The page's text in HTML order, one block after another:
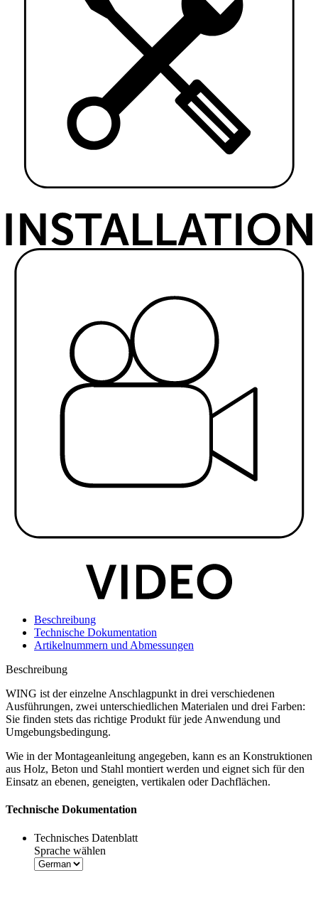
Beschreibung
Technische Dokumentation
Artikelnummern und Abmessungen
Beschreibung
WING ist der einzelne Anschlagpunkt in drei verschiedenen
Ausführungen, zwei unterschiedlichen Materialen und drei Farben:
Sie finden stets das richtige Produkt für jede Anwendung und
Umgebungsbedingung.
Wie in der Montageanleitung angegeben, kann es an Konstruktionen
aus Holz, Beton und Stahl montiert werden und eignet sich für den
Einsatz an ebenen, geneigten, vertikalen oder Dachflächen.
Technische Dokumentation
Technisches Datenblatt
Sprache wählen